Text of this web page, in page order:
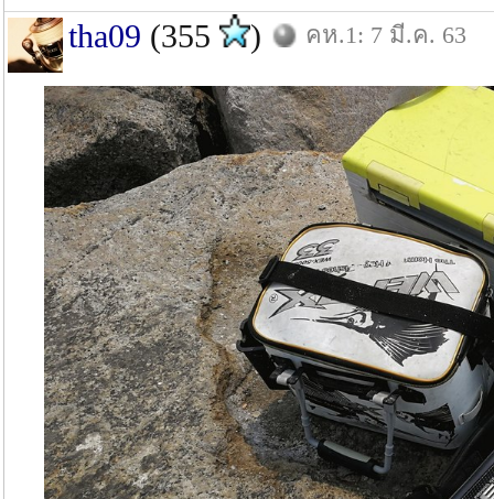
tha09 (355 ) คห.1: 7 มี.ค. 63